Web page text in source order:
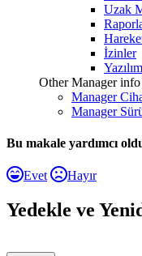
Uzak
İzinler
Other Manager info
Manager
Manager
Bu makale yardımcı
Evet Hayır
Yedekle ve